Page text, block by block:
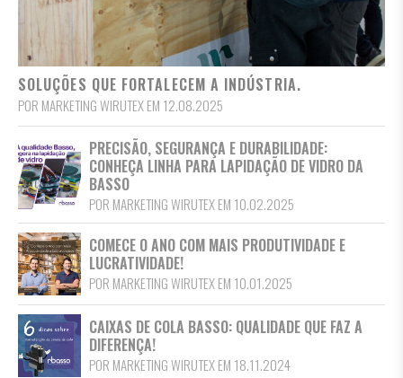
SOLUÇÕES QUE FORTALECEM A INDÚSTRIA.
POR MARKETING WIRUTEX EM 12.08.2025
PRECISÃO, SEGURANÇA E DURABILIDADE:
CONHEÇA LINHA PARA LAPIDAÇÃO DE VIDRO DA
BASSO
POR MARKETING WIRUTEX EM 10.02.2025
COMECE O ANO COM MAIS PRODUTIVIDADE E
LUCRATIVIDADE!
POR MARKETING WIRUTEX EM 10.01.2025
CAIXAS DE COLA BASSO: QUALIDADE QUE FAZ A
DIFERENÇA!
POR MARKETING WIRUTEX EM 18.11.2024